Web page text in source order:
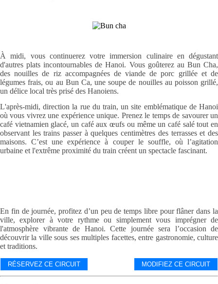
À midi, vous continuerez votre immersion culinaire en dégustant
d'autres plats incontournables de Hanoi. Vous goûterez au Bun Cha,
des nouilles de riz accompagnées de viande de porc grillée et de
légumes frais, ou au Bun Ca, une soupe de nouilles au poisson grillé,
un délice local très prisé des Hanoiens.
L'après-midi, direction la rue du train, un site emblématique de Hanoi
où vous vivrez une expérience unique. Prenez le temps de savourer un
café vietnamien glacé, un café aux œufs ou même un café salé tout en
observant les trains passer à quelques centimètres des terrasses et des
maisons. C’est une expérience à couper le souffle, où l’agitation
urbaine et l'extrême proximité du train créent un spectacle fascinant.
En fin de journée, profitez d’un peu de temps libre pour flâner dans la
ville, explorer à votre rythme ou simplement vous imprégner de
l'atmosphère vibrante de Hanoi. Cette journée sera l’occasion de
découvrir la ville sous ses multiples facettes, entre gastronomie, culture
et traditions.
RÉSERVEZ CE CIRCUIT MODIFIEZ CE CIRCUIT